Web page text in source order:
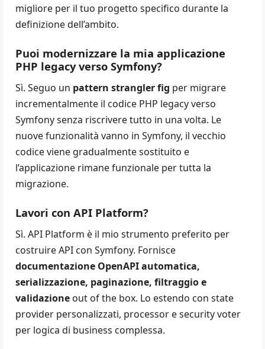
migliore per il tuo progetto specifico durante la
definizione dell’ambito.
Puoi modernizzare la mia applicazione
PHP legacy verso Symfony?
Sì. Seguo un pattern strangler fig per migrare
incrementalmente il codice PHP legacy verso
Symfony senza riscrivere tutto in una volta. Le
nuove funzionalità vanno in Symfony, il vecchio
codice viene gradualmente sostituito e
l’applicazione rimane funzionale per tutta la
migrazione.
Lavori con API Platform?
Sì. API Platform è il mio strumento preferito per
costruire API con Symfony. Fornisce
documentazione OpenAPI automatica,
serializzazione, paginazione, filtraggio e
validazione out of the box. Lo estendo con state
provider personalizzati, processor e security voter
per logica di business complessa.